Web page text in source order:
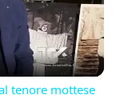
tenore mottese